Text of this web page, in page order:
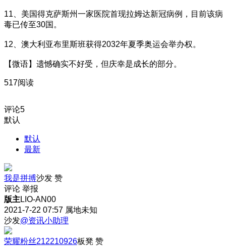
11、美国得克萨斯州一家医院首现拉姆达新冠病例，目前该病
毒已传至30国。
12、澳大利亚布里斯班获得2032年夏季奥运会举办权。
【微语】遗憾确实不好受，但庆幸是成长的部分。
517阅读
评论5
默认
默认
最新
我是拼搏沙发 赞
评论 举报
版主LIO-AN00
2021-7-22 07:57 属地未知
沙发@资讯小助理
荣耀粉丝212210926板凳 赞